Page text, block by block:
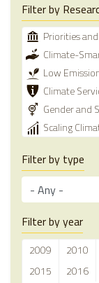
Filter by
Priorities
Climate-
Low
Climate
Gender and
Scaling
Filter by type
Filter by year
2009 2010
2015
2016